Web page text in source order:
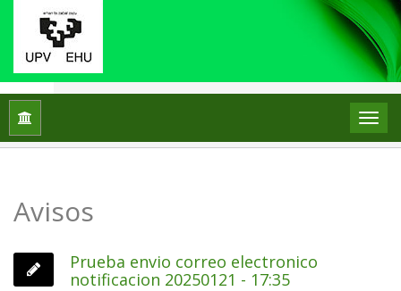
Inicio
Avisos
Prueba envio correo electronico
notificacion 20250121 - 17:35